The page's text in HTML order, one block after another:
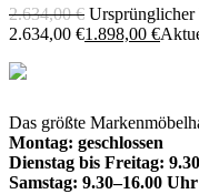
2.634,00€ Ursprünglicher
2.634,00 €1.898,00 €
Das größte
Montag: geschlossen
Dienstag bis Freitag:
Samstag: 9.30–16.00 Uhr